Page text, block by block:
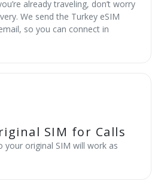
already traveling, don’t worry
We send the Turkey eSIM
so you can connect in
SIM for Calls
your original SIM will work as